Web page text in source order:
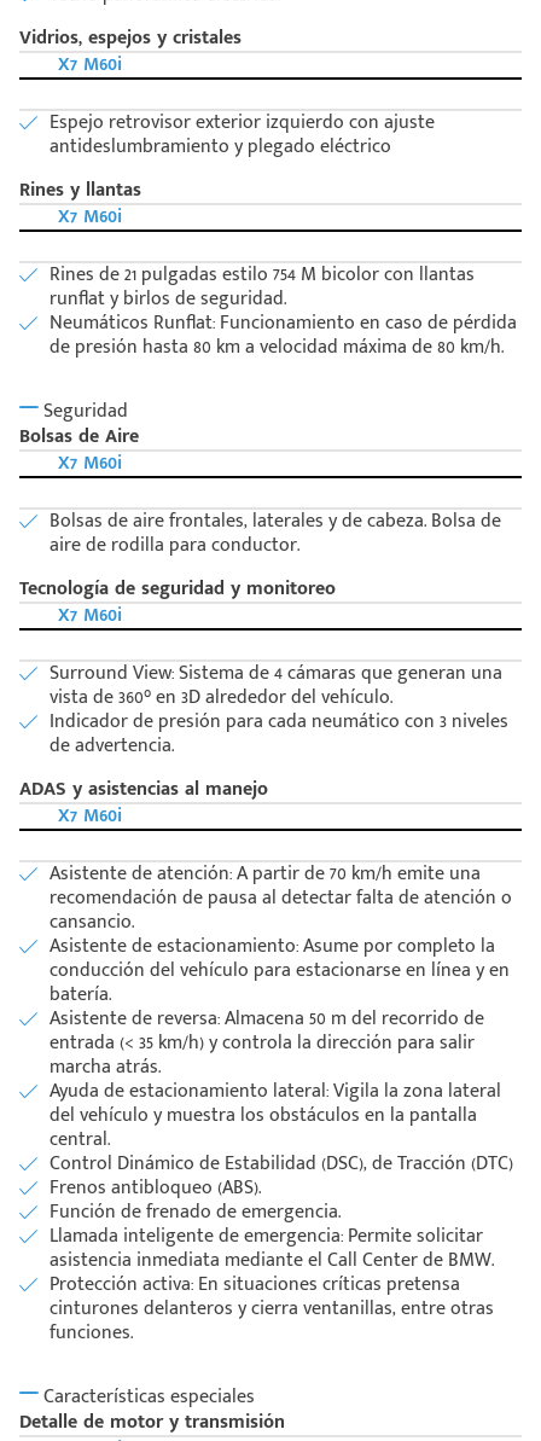
Vidrios, espejos y cristales
X7 M60i
Espejo retrovisor exterior izquierdo con ajuste
antideslumbramiento y plegado eléctrico
Rines y llantas
X7 M60i
Rines de 21 pulgadas estilo 754 M bicolor con llantas
runflat y birlos de seguridad.
Neumáticos Runflat: Funcionamiento en caso de pérdida
de presión hasta 80 km a velocidad máxima de 80 km/h.
Seguridad
Bolsas de Aire
X7 M60i
Bolsas de aire frontales, laterales y de cabeza. Bolsa de
aire de rodilla para conductor.
Tecnología de seguridad y monitoreo
X7 M60i
Surround View: Sistema de 4 cámaras que generan una
vista de 360° en 3D alrededor del vehículo.
Indicador de presión para cada neumático con 3 niveles
de advertencia.
ADAS y asistencias al manejo
X7 M60i
Asistente de atención: A partir de 70 km/h emite una
recomendación de pausa al detectar falta de atención o
cansancio.
Asistente de estacionamiento: Asume por completo la
conducción del vehículo para estacionarse en línea y en
batería.
Asistente de reversa: Almacena 50 m del recorrido de
entrada (< 35 km/h) y controla la dirección para salir
marcha atrás.
Ayuda de estacionamiento lateral: Vigila la zona lateral
del vehículo y muestra los obstáculos en la pantalla
central.
Control Dinámico de Estabilidad (DSC), de Tracción (DTC)
Frenos antibloqueo (ABS).
Función de frenado de emergencia.
Llamada inteligente de emergencia: Permite solicitar
asistencia inmediata mediante el Call Center de BMW.
Protección activa: En situaciones críticas pretensa
cinturones delanteros y cierra ventanillas, entre otras
funciones.
Características especiales
Detalle de motor y transmisión